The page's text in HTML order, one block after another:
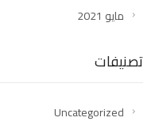
مايو 2021
تصنيفات
Uncategorized